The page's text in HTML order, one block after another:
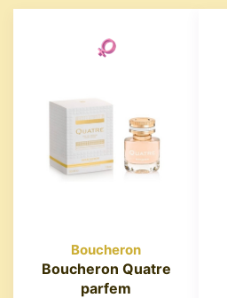
Boucheron
Boucheron Quatre
parfem